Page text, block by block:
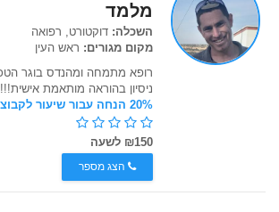
מלמד
השכלה: דוקטורט, רפואה
מקום מגורים: ראש העין
ניסיון בהוראה מותאמת אישית!!!
20% הנחה עבור שיעור לקבוצה
₪150 לשעה
הצג מספר